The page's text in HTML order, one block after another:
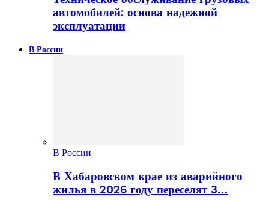
автомобилей: основа надежной
эксплуатации
В России
В России
В Хабаровском крае из аварийного
жилья в 2026 году переселят 3…